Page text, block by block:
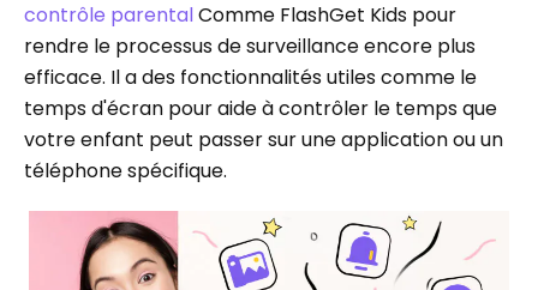
contrôle parentalComme FlashGet Kids pour
rendre le processus de surveillance encore plus
efficace. Il a des fonctionnalités utiles comme le
temps d'écran pour aide à contrôler le temps que
votre enfant peut passer sur une application ou un
téléphone spécifique.